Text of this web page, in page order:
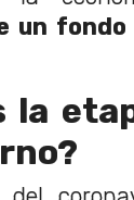
un fondo
la